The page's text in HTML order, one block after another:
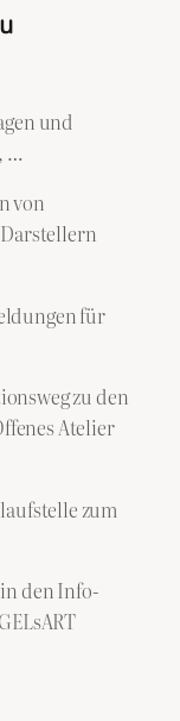
und
…
von
für
zu den
Atelier
zum
den Info-